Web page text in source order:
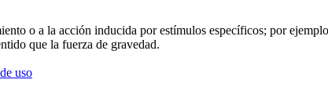
o a la acción inducida por estímulos específicos; por
que la fuerza de gravedad.
uso